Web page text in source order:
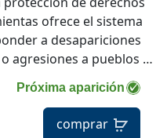
Próxima aparición
comprar
ofrece el sistema
a desapariciones
agresiones a pueblos …